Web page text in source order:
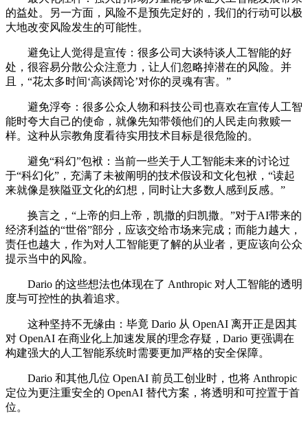
的益处。另一方面，风险不是预先定好的，我们的行动可以极
大地改变风险发生的可能性。
避免让人觉得是宣传：很多公司大谈特谈人工智能的好
处，很容易分散公众注意力，让人们忽略掉潜在的风险。并
且，“花太多时间‘高谈阔论’对你的灵魂有害。”
避免浮夸：很多公众人物和科技公司也喜欢在宣传人工智
能时夸大自己的使命，就像先知带领他们的人民走向救赎一
样。这种从宗教角度看待实用技术目标是很危险的。
避免“科幻”包袱：当前一些关于人工智能未来的讨论过
于“科幻化”，充满了未被阐明的技术假设和文化包袱，“读起
来就像是狭隘亚文化的幻想，同时让大多数人感到反感。”
换言之，“上帝的归上帝，凯撒的归凯撒。”对于AI带来的
经济利益的“世俗”部分，应该交给市场来完成；而能力越大，
责任也越大，作为对人工智能更了解的从业者，更应该向公众
提示当中的风险。
Dario 的这些想法也体现在了 Anthropic 对人工智能的透明
度与可控性的执着追求。
这种坚持不无缘由：毕竟 Dario 从 OpenAI 离开正是因其
对 OpenAI 在商业化上加速发展的理念存疑，Dario 更强调在
构建强大的人工智能系统时需要更加严格的安全保障。
Dario 和其他几位 OpenAI 前员工创业时，也将 Anthropic
定位为更注重安全的 OpenAI 替代方案，将透明和可控置于首
位。